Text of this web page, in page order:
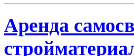
Аренда